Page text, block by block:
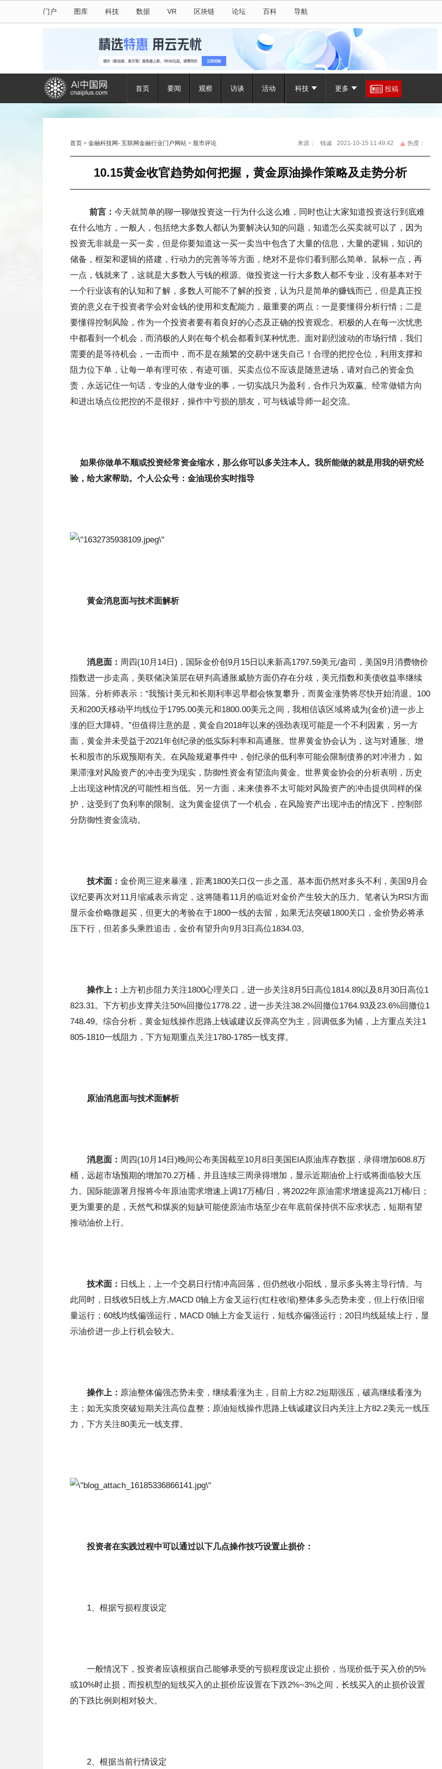
门户 图库 科技 数据 VR 区块链 论坛 百科 导航
首页 要闻 观察 访谈 活动 科技 更多 投稿
首页 > 金融科技网- 互联网金融行业门户网站 > 股市评论 来源： 钱诚 2021-10-15 11:49:42 热度：
10.15黄金收官趋势如何把握，黄金原油操作策略及走势分析
前言： 今天就简单的聊一聊做投资这一行为什么这么难，同时也让大家知道投资这行到底难
在什么地方，一般人，包括绝大多数人都认为要解决认知的问题，知道怎么买卖就可以了，因为
投资无非就是一买一卖，但是你要知道这一买一卖当中包含了大量的信息，大量的逻辑，知识的
储备，框架和逻辑的搭建，行动力的完善等等方面，绝对不是你们看到那么简单。鼠标一点，再
一点，钱就来了，这就是大多数人亏钱的根源。做投资这一行大多数人都不专业，没有基本对于
一个行业该有的认知和了解，多数人可能不了解的投资，认为只是简单的赚钱而已，但是真正投
资的意义在于投资者学会对金钱的使用和支配能力，最重要的两点：一是要懂得分析行情；二是
要懂得控制风险，作为一个投资者要有着良好的心态及正确的投资观念。积极的人在每一次忧患
中都看到一个机会，而消极的人则在每个机会都看到某种忧患。面对剧烈波动的市场行情，我们
需要的是等待机会，一击而中，而不是在频繁的交易中迷失自己！合理的把控仓位，利用支撑和
阻力位下单，让每一单有理可依，有迹可循。买卖点位不应该是随意进场，请对自己的资金负
责，永远记住一句话，专业的人做专业的事，一切实战只为盈利，合作只为双赢。经常做错方向
和进出场点位把控的不是很好，操作中亏损的朋友，可与钱诚导师一起交流。
如果你做单不顺或投资经常资金缩水，那么你可以多关注本人。我所能做的就是用我的研究经
验，给大家帮助。个人公众号：金油现价实时指导
黄金消息面与技术面解析
消息面： 周四(10月14日)，国际金价创9月15日以来新高1797.59美元/盎司，美国9月消费物价
指数进一步走高，美联储决策层在研判高通胀威胁方面仍存在分歧，美元指数和美债收益率继续
回落。分析师表示：“我预计美元和长期利率迟早都会恢复攀升，而黄金涨势将尽快开始消退。100
天和200天移动平均线位于1795.00美元和1800.00美元之间，我相信该区域将成为(金价)进一步上
涨的巨大障碍。”但值得注意的是，黄金自2018年以来的强劲表现可能是一个不利因素，另一方
面，黄金并未受益于2021年创纪录的低实际利率和高通胀。世界黄金协会认为，这与对通胀、增
长和股市的乐观预期有关。在风险规避事件中，创纪录的低利率可能会限制债券的对冲潜力，如
果滞涨对风险资产的冲击变为现实，防御性资金有望流向黄金。世界黄金协会的分析表明，历史
上出现这种情况的可能性相当低。另一方面，未来债券不太可能对风险资产的冲击提供同样的保
护，这受到了负利率的限制。这为黄金提供了一个机会，在风险资产出现冲击的情况下，控制部
分防御性资金流动。
技术面： 金价周三迎来暴涨，距离1800关口仅一步之遥。基本面仍然对多头不利，美国9月会
议纪要再次对11月缩减表示肯定，这将随着11月的临近对金价产生较大的压力。笔者认为RSI方面
显示金价略微超买，但更大的考验在于1800一线的去留，如果无法突破1800关口，金价势必将承
压下行，但若多头乘胜追击，金价有望升向9月3日高位1834.03。
操作上： 上方初步阻力关注1800心理关口，进一步关注8月5日高位1814.89以及8月30日高位1
823.31。下方初步支撑关注50%回撤位1778.22，进一步关注38.2%回撤位1764.93及23.6%回撤位1
748.49。综合分析，黄金短线操作思路上钱诚建议反弹高空为主，回调低多为辅，上方重点关注1
805-1810一线阻力，下方短期重点关注1780-1785一线支撑。
原油消息面与技术面解析
消息面： 周四(10月14日)晚间公布美国截至10月8日美国EIA原油库存数据，录得增加608.8万
桶，远超市场预期的增加70.2万桶，并且连续三周录得增加，显示近期油价上行或将面临较大压
力。国际能源署月报将今年原油需求增速上调17万桶/日，将2022年原油需求增速提高21万桶/日；
更为重要的是，天然气和煤炭的短缺可能使原油市场至少在年底前保持供不应求状态，短期有望
推动油价上行。
技术面： 日线上，上一个交易日行情冲高回落，但仍然收小阳线，显示多头将主导行情。与
此同时，日线收5日线上方,MACD 0轴上方金叉运行(红柱收缩)整体多头态势未变，但上行依旧缩
量运行；60线均线偏强运行，MACD 0轴上方金叉运行，短线亦偏强运行；20日均线延续上行，显
示油价进一步上行机会较大。
操作上： 原油整体偏强态势未变，继续看涨为主，目前上方82.2短期强压，破高继续看涨为
主；如无实质突破短期关注高位盘整；原油短线操作思路上钱诚建议日内关注上方82.2美元一线压
力，下方关注80美元一线支撑。
投资者在实践过程中可以通过以下几点操作技巧设置止损价：
1、根据亏损程度设定
一般情况下，投资者应该根据自己能够承受的亏损程度设定止损价，当现价低于买入价的5%
或10%时止损，而投机型的短线买入的止损价应设置在下跌2%~3%之间，长线买入的止损价设置
的下跌比例则相对较大。
2、根据当前行情设定